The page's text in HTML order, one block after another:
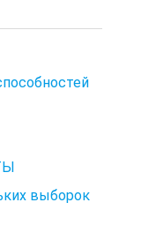
выборок